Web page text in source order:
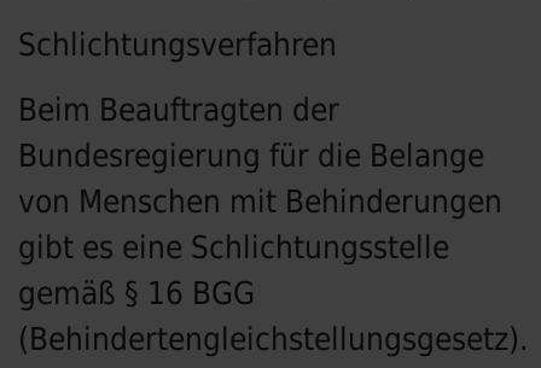
Schlichtungsverfahren
Beim Beauftragten der
Bundesregierung für die Belange
von Menschen mit Behinderungen
gibt es eine Schlichtungsstelle
gemäß § 16 BGG
(Behindertengleichstellungsgesetz).